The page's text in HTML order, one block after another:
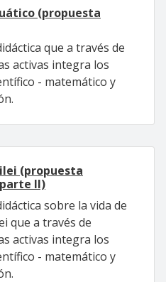
(propuesta
que a través de
activas integra los
- matemático y
(propuesta
II)
sobre la vida de
que a través de
activas integra los
- matemático y